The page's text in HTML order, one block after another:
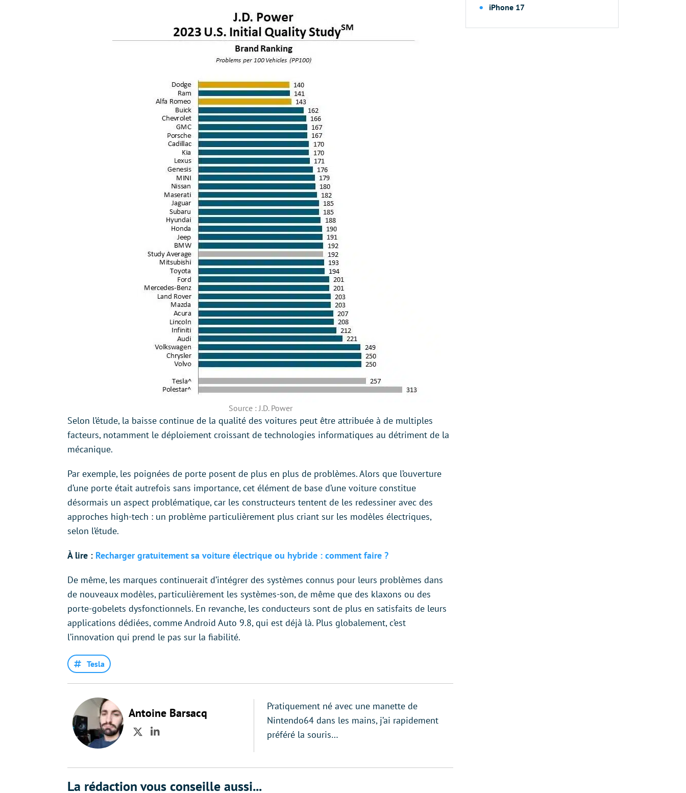
Source : J.D. Power
Selon l’étude, la baisse continue de la qualité des voitures peut être attribuée à de multiples
facteurs, notamment le déploiement croissant de technologies informatiques au détriment de la
mécanique.
Par exemple, les poignées de porte posent de plus en plus de problèmes. Alors que l’ouverture
d’une porte était autrefois sans importance, cet élément de base d’une voiture constitue
désormais un aspect problématique, car les constructeurs tentent de les redessiner avec des
approches high-tech : un problème particulièrement plus criant sur les modèles électriques,
selon l’étude.
À lire : Recharger gratuitement sa voiture électrique ou hybride : comment faire ?
De même, les marques continuerait d’intégrer des systèmes connus pour leurs problèmes dans
de nouveaux modèles, particulièrement les systèmes-son, de même que des klaxons ou des
porte-gobelets dysfonctionnels. En revanche, les conducteurs sont de plus en satisfaits de leurs
applications dédiées, comme Android Auto 9.8, qui est déjà là. Plus globalement, c’est
l’innovation qui prend le pas sur la fiabilité.
Tesla
Antoine Barsacq
TwitterLinkedIn
Pratiquement né avec une manette de
Nintendo64 dans les mains, j’ai rapidement
préféré la souris…
La rédaction vous conseille aussi...
iPhone 17